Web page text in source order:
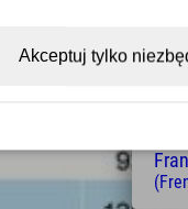
Akceptuj tylko